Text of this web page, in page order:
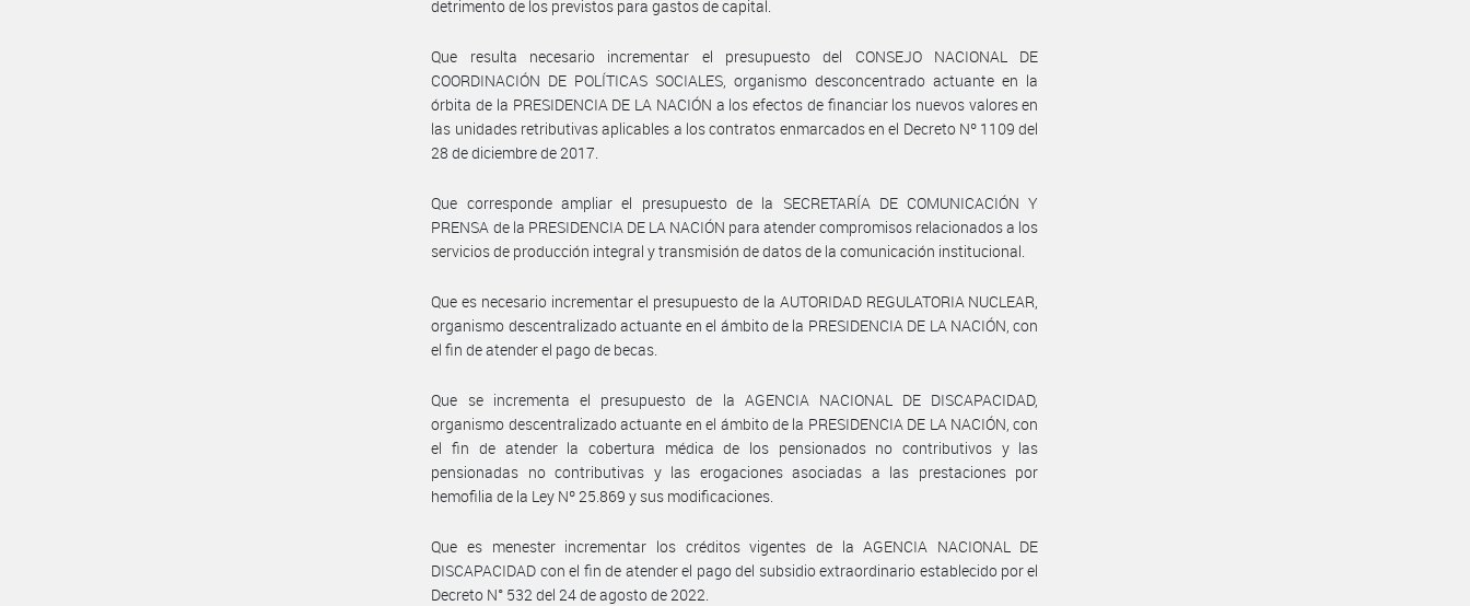
detrimento de los previstos para gastos de capital.
Que resulta necesario incrementar el presupuesto del CONSEJO NACIONAL DE
COORDINACIÓN DE POLÍTICAS SOCIALES, organismo desconcentrado actuante en la
órbita de la PRESIDENCIA DE LA NACIÓN a los efectos de financiar los nuevos valores en
las unidades retributivas aplicables a los contratos enmarcados en el Decreto Nº 1109 del
28 de diciembre de 2017.
Que corresponde ampliar el presupuesto de la SECRETARÍA DE COMUNICACIÓN Y
PRENSA de la PRESIDENCIA DE LA NACIÓN para atender compromisos relacionados a los
servicios de producción integral y transmisión de datos de la comunicación institucional.
Que es necesario incrementar el presupuesto de la AUTORIDAD REGULATORIA NUCLEAR,
organismo descentralizado actuante en el ámbito de la PRESIDENCIA DE LA NACIÓN, con
el fin de atender el pago de becas.
Que se incrementa el presupuesto de la AGENCIA NACIONAL DE DISCAPACIDAD,
organismo descentralizado actuante en el ámbito de la PRESIDENCIA DE LA NACIÓN, con
el fin de atender la cobertura médica de los pensionados no contributivos y las
pensionadas no contributivas y las erogaciones asociadas a las prestaciones por
hemofilia de la Ley Nº 25.869 y sus modificaciones.
Que es menester incrementar los créditos vigentes de la AGENCIA NACIONAL DE
DISCAPACIDAD con el fin de atender el pago del subsidio extraordinario establecido por el
Decreto N° 532 del 24 de agosto de 2022.